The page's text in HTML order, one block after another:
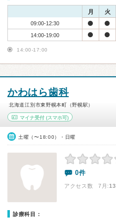
月 火
09:00-12:30
14:00-19:00
14:00-17:00
かわはら歯科
北海道江別市東野幌本町（野幌駅）
マイナ受付 (スマホ可)
土曜（〜18:00）・日曜
0件
アクセス数 7月:13
診療科目：